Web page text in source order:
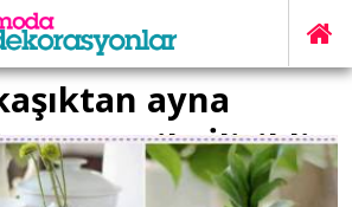
ayna
yapımı" ile İlişikli